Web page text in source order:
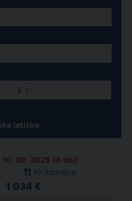
letisko
10. 09. 2026 (8 dní)
All Inclusive
1 034 €